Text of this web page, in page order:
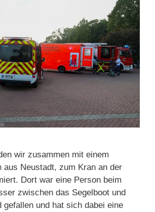
wir zusammen mit einem
aus Neustadt, zum Kran an der
Dort war eine Person beim
zwischen das Segelboot und
gefallen und hat sich dabei eine